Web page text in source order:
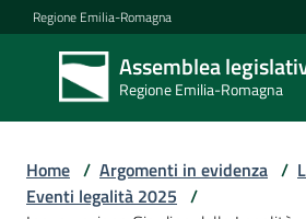
Vai al contenuto
Vai alla navigazione
Vai al footer
Regione Emilia-Romagna
Assemblea
Regione Emilia-Romagna
Assemblea
legislativa
Regione Emilia-
Home / Argomenti in evidenza /
Eventi legalità 2025 /